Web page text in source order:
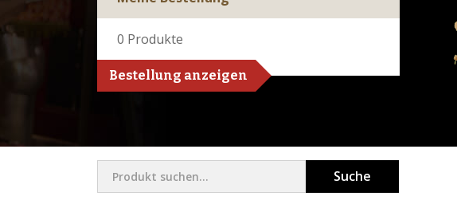
0 Produkte
Bestellung anzeigen
Suche